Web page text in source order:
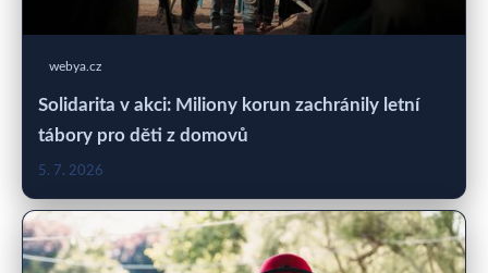
webya.cz
Solidarita v akci: Miliony korun zachránily letní
tábory pro děti z domovů
5. 7. 2026